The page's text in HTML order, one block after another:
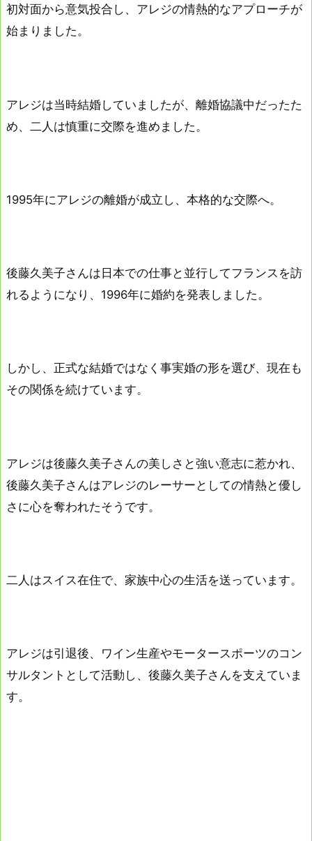
初対面から意気投合し、アレジの情熱的なアプローチが
始まりました。
アレジは当時結婚していましたが、離婚協議中だったた
め、二人は慎重に交際を進めました。
1995年にアレジの離婚が成立し、本格的な交際へ。
後藤久美子さんは日本での仕事と並行してフランスを訪
れるようになり、1996年に婚約を発表しました。
しかし、正式な結婚ではなく事実婚の形を選び、現在も
その関係を続けています。
アレジは後藤久美子さんの美しさと強い意志に惹かれ、
後藤久美子さんはアレジのレーサーとしての情熱と優し
さに心を奪われたそうです。
二人はスイス在住で、家族中心の生活を送っています。
アレジは引退後、ワイン生産やモータースポーツのコン
サルタントとして活動し、後藤久美子さんを支えていま
す。